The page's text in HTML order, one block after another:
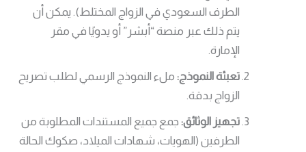
الطرف السعودي في الزواج المختلط). يمكن أن
يتم ذلك عبر منصة “أبشر” أو يدويًا في مقر
الإمارة.
تعبئة النموذج: ملء النموذج الرسمي لطلب تصريح
الزواج بدقة.
تجهيز الوثائق: جمع جميع المستندات المطلوبة من
الطرفين (الهويات، شهادات الميلاد، صكوك الحالة